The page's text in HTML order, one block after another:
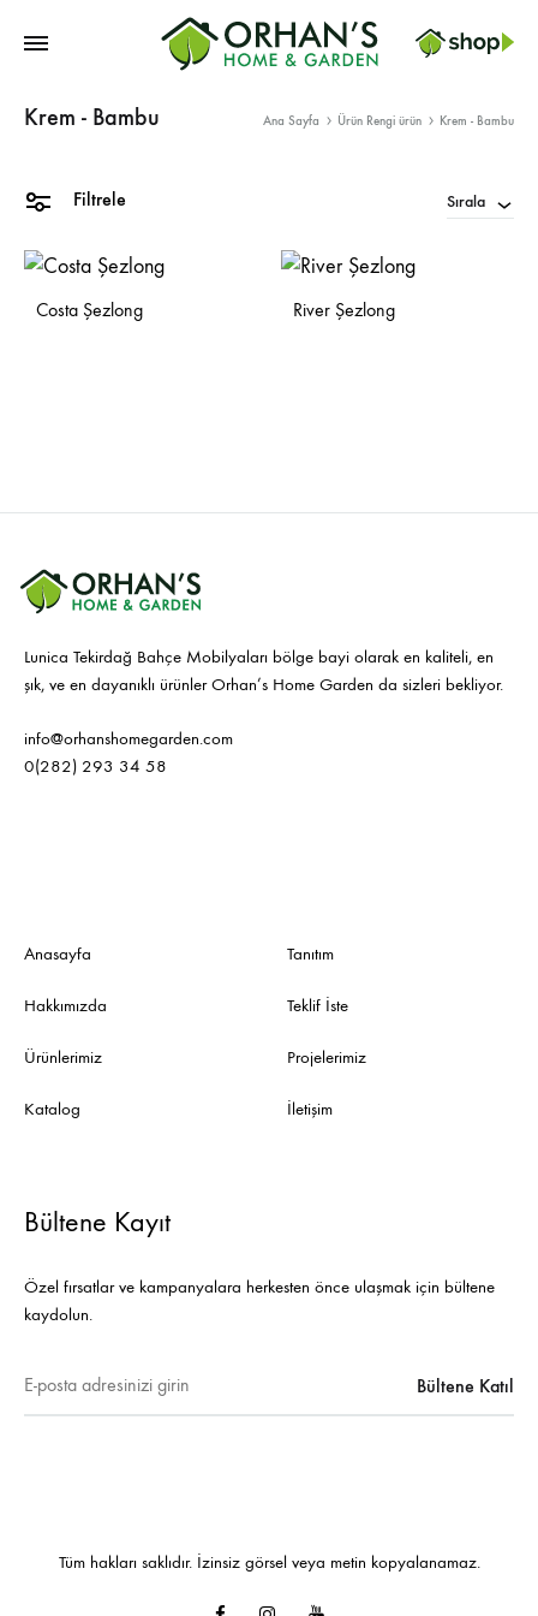
Krem - Bambu Ana Sayfa Ürün Rengi ürün Krem - Bambu
Filtrele Sırala
Costa Şezlong River Şezlong
Lunica Tekirdağ Bahçe Mobilyaları bölge bayi olarak en kaliteli, en
şık, ve en dayanıklı ürünler Orhan’s Home Garden da sizleri bekliyor.
info@orhanshomegarden.com
0(282) 293 34 58
Anasayfa
Hakkımızda
Ürünlerimiz
Katalog
Tanıtım
Teklif İste
Projelerimiz
İletişim
Bültene Kayıt
Özel fırsatlar ve kampanyalara herkesten önce ulaşmak için bültene
kaydolun.
Tüm hakları saklıdır. İzinsiz görsel veya metin kopyalanamaz.